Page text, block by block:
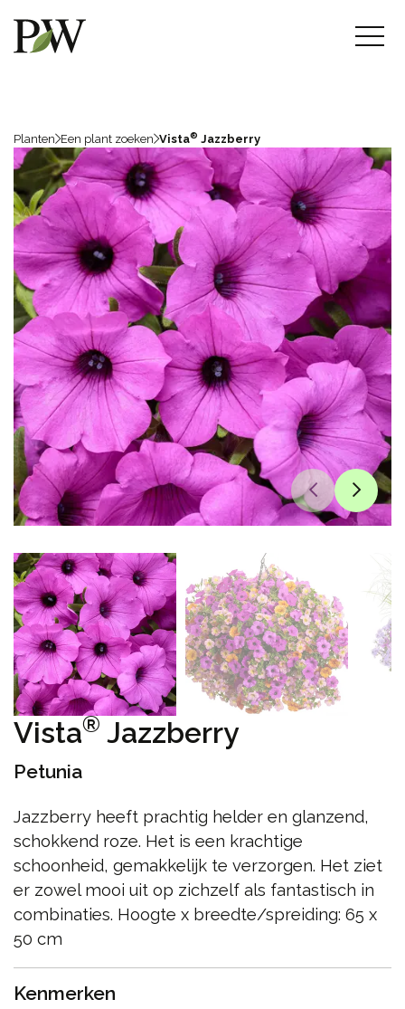
Planten Een plant zoeken Vista® Jazzberry
Vista® Jazzberry
Petunia
Jazzberry heeft prachtig helder en glanzend,
schokkend roze. Het is een krachtige
schoonheid, gemakkelijk te verzorgen. Het ziet
er zowel mooi uit op zichzelf als fantastisch in
combinaties. Hoogte x breedte/spreiding: 65 x
50 cm
Kenmerken